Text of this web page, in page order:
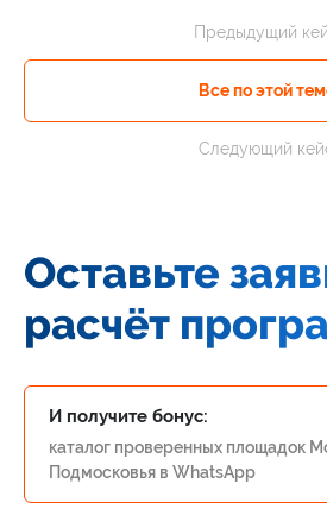
Предыдущий
Все по этой
Следующий
Оставьте
расчёт
И получите бонус:
каталог проверенных площадок
Подмосковья в WhatsApp